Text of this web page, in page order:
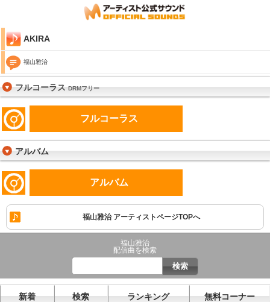
AKIRA
福山雅治
フルコーラスDRMフリー
フルコーラス
アルバム
アルバム
福山雅治 アーティストページTOPへ
福山雅治
配信曲を検索
新着 検索 ランキング 無料コーナー